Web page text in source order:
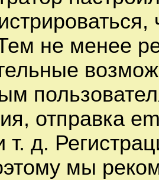
не менее
отправка
т. д.
мы